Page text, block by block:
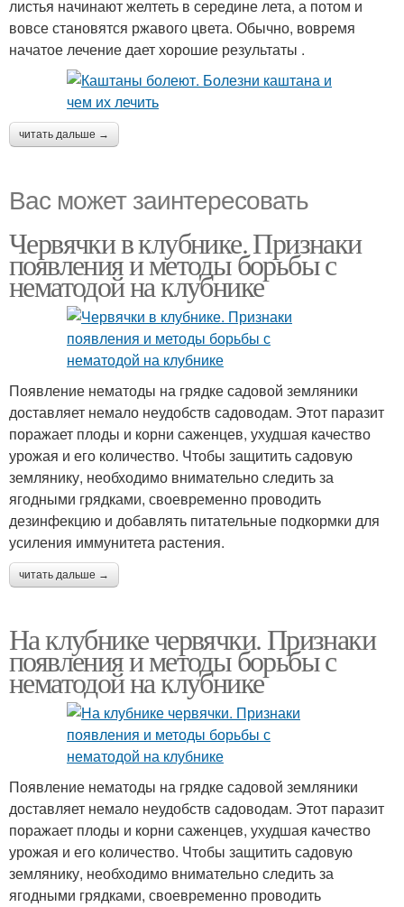
листья начинают желтеть в середине лета, а потом и
вовсе становятся ржавого цвета. Обычно, вовремя
начатое лечение дает хорошие результаты .
читать дальше →
Вас может заинтересовать
Червячки в клубнике. Признаки
появления и методы борьбы с
нематодой на клубнике
Появление нематоды на грядке садовой земляники
доставляет немало неудобств садоводам. Этот паразит
поражает плоды и корни саженцев, ухудшая качество
урожая и его количество. Чтобы защитить садовую
землянику, необходимо внимательно следить за
ягодными грядками, своевременно проводить
дезинфекцию и добавлять питательные подкормки для
усиления иммунитета растения.
читать дальше →
На клубнике червячки. Признаки
появления и методы борьбы с
нематодой на клубнике
Появление нематоды на грядке садовой земляники
доставляет немало неудобств садоводам. Этот паразит
поражает плоды и корни саженцев, ухудшая качество
урожая и его количество. Чтобы защитить садовую
землянику, необходимо внимательно следить за
ягодными грядками, своевременно проводить